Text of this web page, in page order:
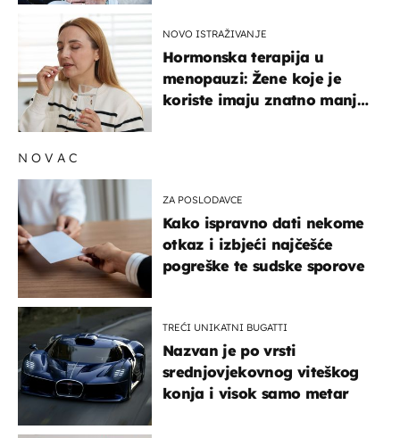
NOVO ISTRAŽIVANJE
Hormonska terapija u
menopauzi: Žene koje je
koriste imaju znatno manji
NOVAC
ZA POSLODAVCE
Kako ispravno dati nekome
otkaz i izbjeći najčešće
pogreške te sudske sporove
TREĆI UNIKATNI BUGATTI
Nazvan je po vrsti
srednjovjekovnog viteškog
konja i visok samo metar